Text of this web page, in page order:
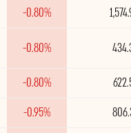
-0.80%
-0.80%
-0.80%
-0.95%